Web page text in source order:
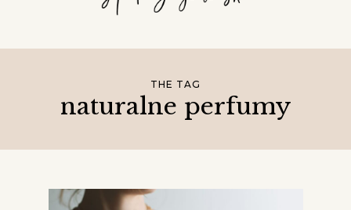
THE TAG
naturalne perfumy